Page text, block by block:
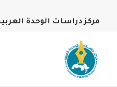
مركز دراسات الوحدة